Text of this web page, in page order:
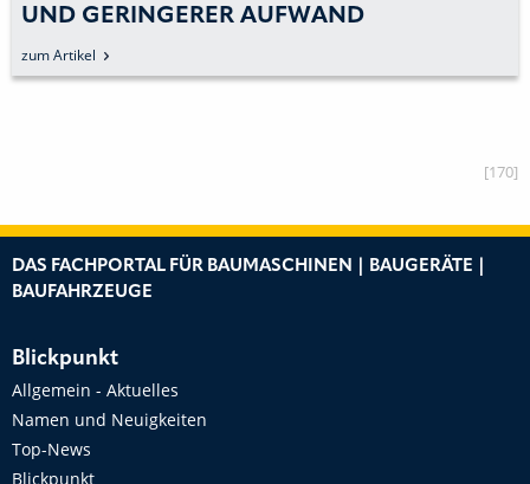
UND GERINGERER AUFWAND
zum Artikel
[170]
DAS FACHPORTAL FÜR BAUMASCHINEN | BAUGERÄTE |
BAUFAHRZEUGE
Blickpunkt
Allgemein - Aktuelles
Namen und Neuigkeiten
Top-News
Blickpunkt